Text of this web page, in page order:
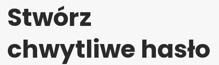
Stwórz
chwytliwe hasło